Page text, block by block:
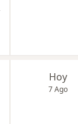
Hoy
7 Ago